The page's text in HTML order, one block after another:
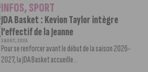
INFOS,SPORT
JDA Basket : Kevion Taylor intègre
l’effectif de la Jeanne
3 AOÛT, 2026
Pour se renforcer avant le début de la saison 2026-
2027, la JDA Basket accueille...